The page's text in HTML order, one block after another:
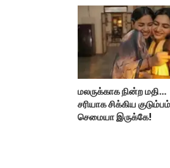
மலருக்காக நின்ற மதி…
சரியாக சிக்கிய
செமையா இருக்கே!